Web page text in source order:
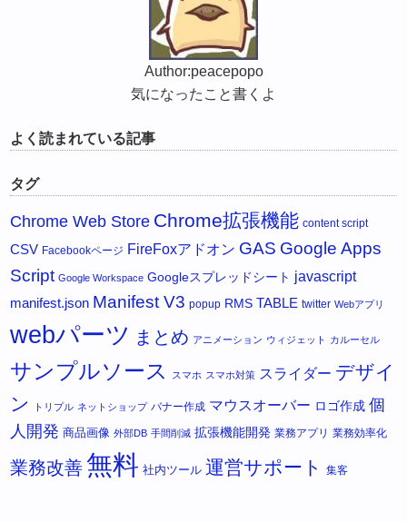
Author:peacepopo
気になったこと書くよ
よく読まれている記事
タグ
Chrome Web Store Chrome拡張機能 content script
CSV Facebookページ FireFoxアドオン GAS Google Apps
Script Google Workspace Googleスプレッドシート javascript
manifest.json Manifest V3 popup RMS TABLE twitter Webアプリ
webパーツ まとめ アニメーション ウィジェット カルーセル
サンプルソース スマホ スマホ対策 スライダー デザイ
ン
トリプル ネットショップ バナー作成 マウスオーバー ロゴ作成 個
人開発 商品画像 外部DB 手間削減 拡張機能開発 業務アプリ 業務効率化
業務改善無料 社内ツール 運営サポート 集客